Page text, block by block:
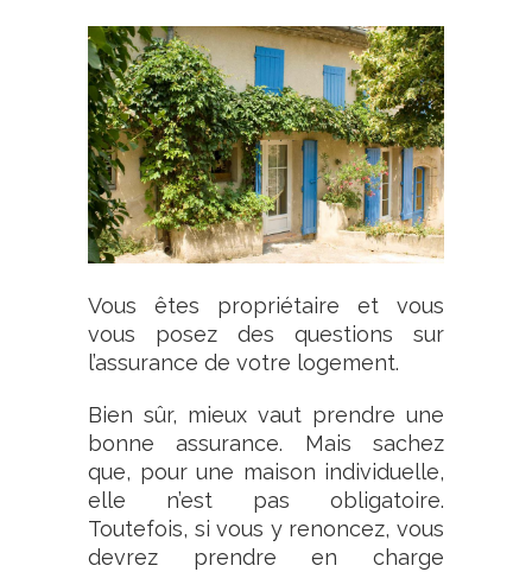
Vous êtes propriétaire et vous
vous posez des questions sur
l’assurance de votre logement.
Bien sûr, mieux vaut prendre une
bonne assurance. Mais sachez
que, pour une maison individuelle,
elle n’est pas obligatoire.
Toutefois, si vous y renoncez, vous
devrez prendre en charge